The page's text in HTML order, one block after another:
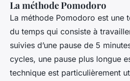
La méthode Pomodoro
La méthode Pomodoro est une
du temps qui consiste à
suivies d’une pause de 5
cycles, une pause plus longue
technique est particulièrement